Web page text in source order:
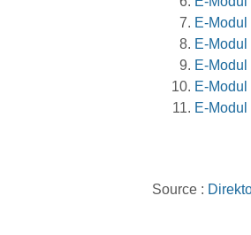
E-
E-
E-
E-
E-
Source :